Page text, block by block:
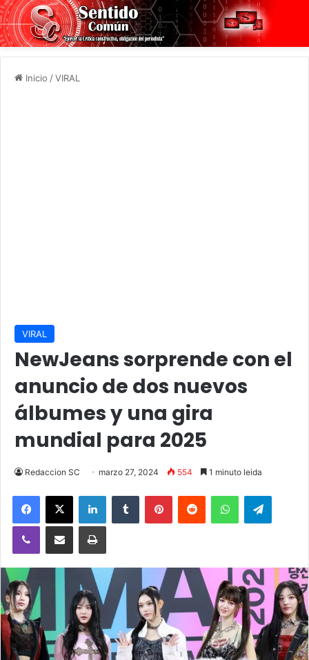
Inicio /VIRAL
VIRAL
NewJeans sorprende con el
anuncio de dos nuevos
álbumes y una gira
mundial para 2025
Redaccion SC marzo 27, 2024 554 1 minuto leida
Facebook
X LinkedInTumblr PinterestReddit WhatsApp
Viber Compartir vía email Imprimir